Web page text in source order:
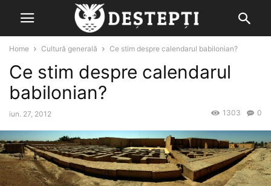
Home Cultură generală Ce stim despre calendarul babilonian?
Ce stim despre calendarul
babilonian?
iun. 27, 2012 0
1303